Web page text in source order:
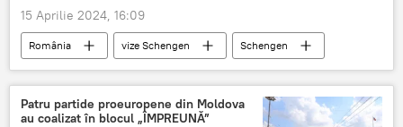
15 Aprilie 2024, 16:09
România vize Schengen
Schengen
România
România
Patru partide proeuropene din Moldova
au coalizat în blocul „ÎMPREUNĂ”